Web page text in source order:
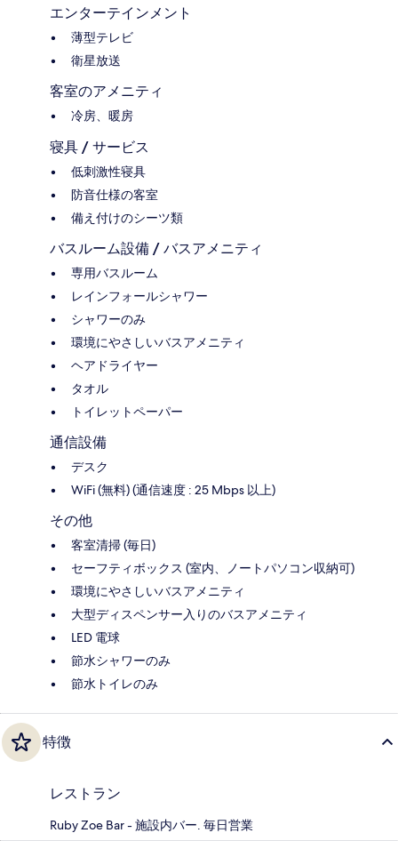
エンターテインメント
薄型テレビ
衛星放送
客室のアメニティ
冷房、暖房
寝具 / サービス
低刺激性寝具
防音仕様の客室
備え付けのシーツ類
バスルーム設備 / バスアメニティ
専用バスルーム
レインフォールシャワー
シャワーのみ
環境にやさしいバスアメニティ
ヘアドライヤー
タオル
トイレットペーパー
通信設備
デスク
WiFi (無料) (通信速度 : 25 Mbps 以上)
その他
客室清掃 (毎日)
セーフティボックス (室内、ノートパソコン収納可)
環境にやさしいバスアメニティ
大型ディスペンサー入りのバスアメニティ
LED 電球
節水シャワーのみ
節水トイレのみ
特徴
レストラン
Ruby Zoe Bar - 施設内バー. 毎日営業